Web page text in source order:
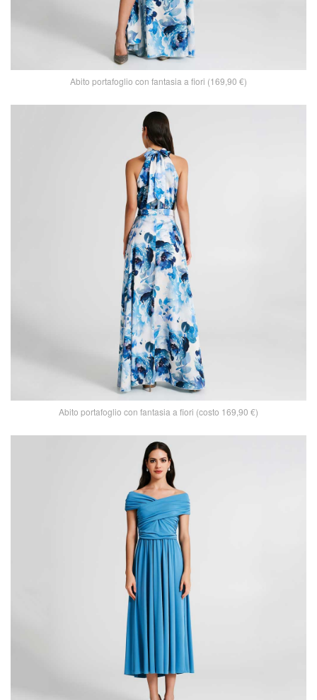
Abito portafoglio con fantasia a fiori (169,90 €)
Abito portafoglio con fantasia a fiori (costo 169,90 €)